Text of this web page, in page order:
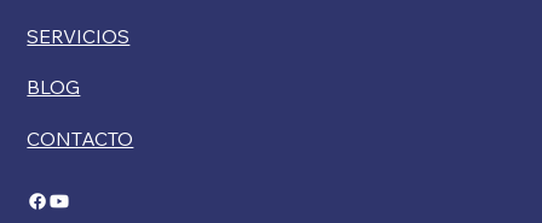
SERVICIOS
BLOG
CONTACTO